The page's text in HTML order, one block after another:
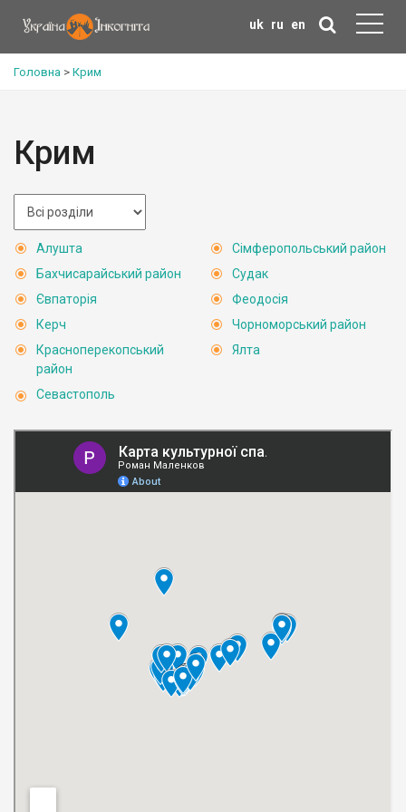
uk ru en
Головна > Крим
Крим
Алушта
Бахчисарайський район
Євпаторія
Керч
Красноперекопський
район
Севастополь
Сімферопольський район
Судак
Феодосія
Чорноморський район
Ялта